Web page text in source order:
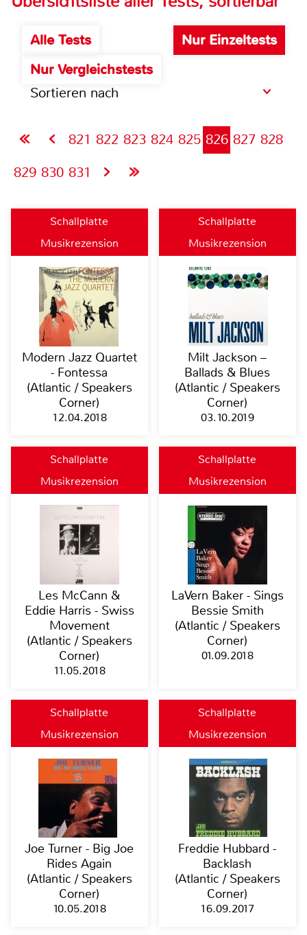
Alle Tests
Nur Einzeltests
Nur Vergleichstests
Sortieren nach
821 822 823 824 825 826 827 828
829 830 831
Schallplatte
Musikrezension
Modern Jazz Quartet
- Fontessa
(Atlantic / Speakers
Corner)
12.04.2018
Schallplatte
Musikrezension
Milt Jackson –
Ballads & Blues
(Atlantic / Speakers
Corner)
03.10.2019
Schallplatte
Musikrezension
Les McCann &
Eddie Harris - Swiss
Movement
(Atlantic / Speakers
Corner)
11.05.2018
Schallplatte
Musikrezension
LaVern Baker - Sings
Bessie Smith
(Atlantic / Speakers
Corner)
01.09.2018
Schallplatte
Musikrezension
Joe Turner - Big Joe
Rides Again
(Atlantic / Speakers
Corner)
10.05.2018
Schallplatte
Musikrezension
Freddie Hubbard -
Backlash
(Atlantic / Speakers
Corner)
16.09.2017